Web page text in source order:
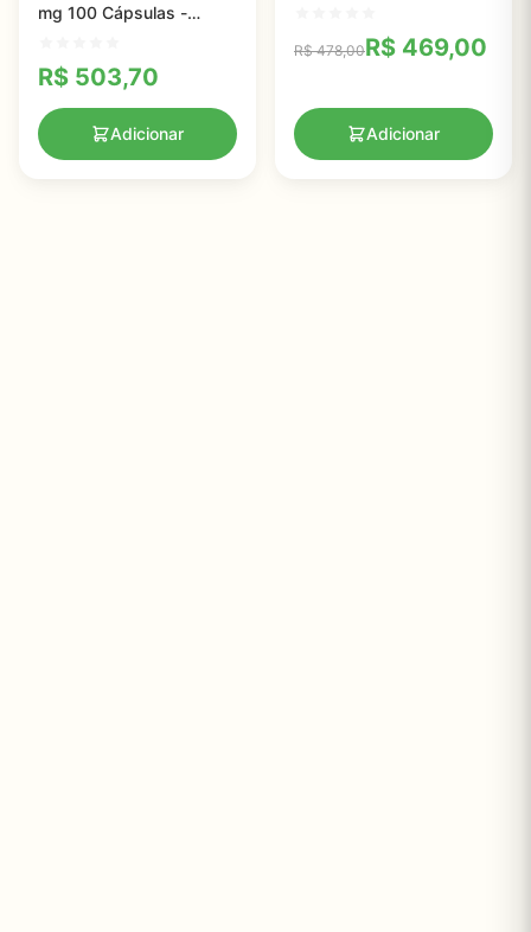
mg 100 Cápsulas -
Amazônica
R$ 503,70
Adicionar
R$478,00R$ 469,00
Adicionar